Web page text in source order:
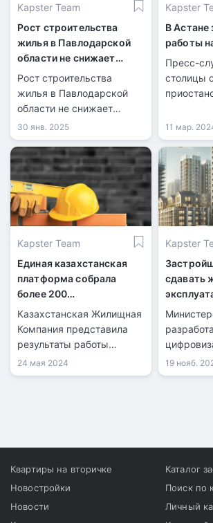
Zakon.kz
Kapster Team
Рост строительства
жилья в Павлодарской
области не снижает
очередь на квартиры
Рост строительства
жилья в Павлодарской
области не снижает
очередь на квартиры
30 янв. 2025
Kapster
В
работы
Пресс-
столицы
которые
11 мар.
Kapster Team
Единая казахстанская
платформа собрала
более 200
производителей
стройматериалов
Казахстанская Жилищная
Компания представила
результаты работы
онлайн-платформы
material.kz, которая была
24 мая 2024
Kapster
сдавать
приемки
19 нояб.
Квартиры на вторичке
Новостройки
Новости
Каталог
Поиск по
Личный